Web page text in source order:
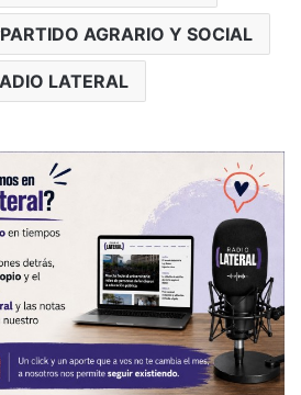
PARTIDO AGRARIO Y SOCIAL
LATERAL